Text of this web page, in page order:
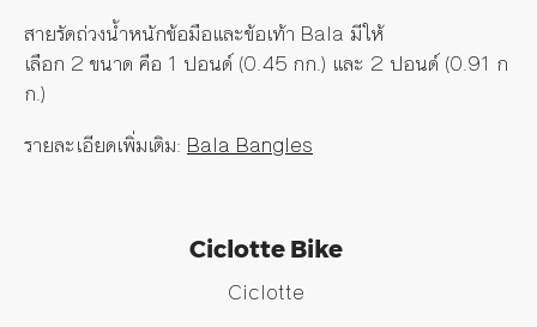
สายรัดถ่วงน้ำหนักข้อมือและข้อเท้า Bala มีให้
เลือก 2 ขนาด คือ 1 ปอนด์(0.45 กก.) และ 2 ปอนด์(0.91 ก
ก.)
รายละเอียดเพิ่มเติม: Bala Bangles
Ciclotte Bike
Ciclotte